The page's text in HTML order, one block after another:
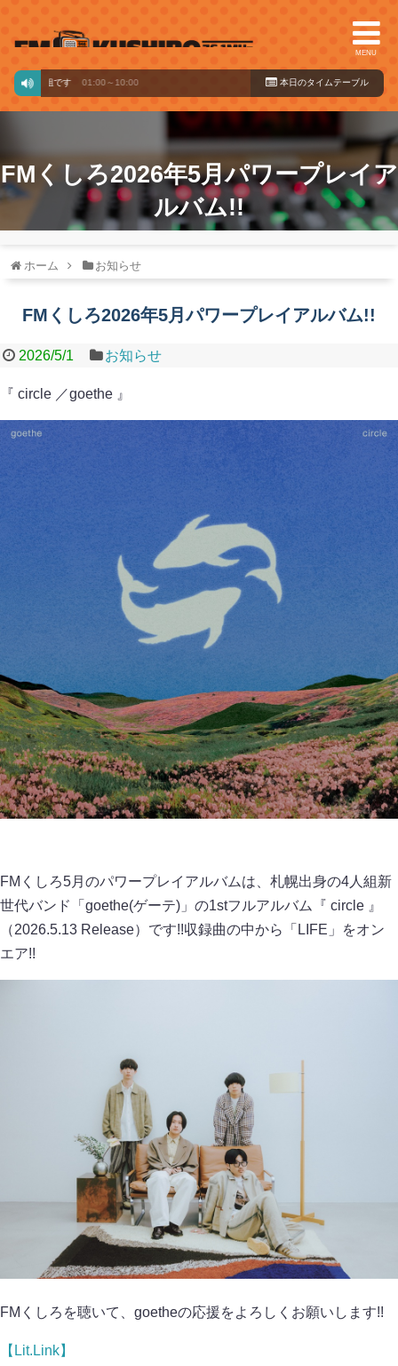
MENU
組です 01:00～10:00 本日のタイ ムテーブル
FMくしろ2026年5月パワープレイア
ルバム!!
ホーム お知らせ
FMくしろ2026年5月パワープレイアルバム!!
2026/5/1 お知らせ
『 circle ／goethe 』
FMくしろ5月のパワープレイアルバムは、札幌出身の4人組新
世代バンド「goethe(ゲーテ)」の1stフルアルバム『 circle 』
（2026.5.13 Release）です!!収録曲の中から「LIFE」をオン
エア!!
FMくしろを聴いて、goetheの応援をよろしくお願いします!!
【Lit.Link】